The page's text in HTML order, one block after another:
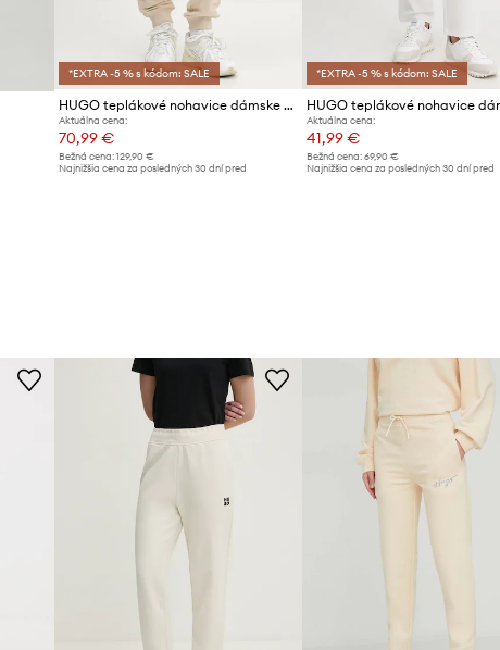
*EXTRA -5 % s kódom: SALE
HUGO teplákové nohavice dámske bavlnené Nelfinia
Aktuálna cena:
70,99 €
Bežná cena: 129,90 €
Najnižšia cena za posledných 30 dní pred
*EXTRA -5 % s kódom: SALE
Aktuálna cena:
41,99 €
Bežná cena: 69,90 €
Najnižšia cena za posledných 30 dní pred